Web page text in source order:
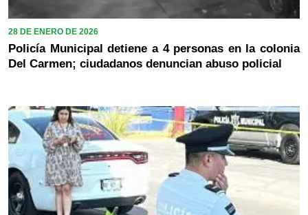
28 DE ENERO DE 2026
Policía Municipal detiene a 4 personas en la colonia
Del Carmen; ciudadanos denuncian abuso policial